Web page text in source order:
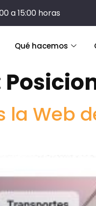
a 15:00 horas
Qué hacemos
la Web